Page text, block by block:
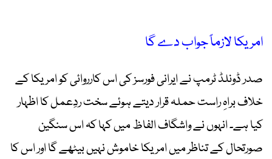
امریکا لازماً جواب دے گا
صدر ڈونلڈ ٹرمپ نے ایرانی فورسز کی اس کارروائی کو امریکا کے
خلاف براہِ راست حملہ قرار دیتے ہوئے سخت ردِعمل کا اظہار
کیا ہے۔ انہوں نے واشگاف الفاظ میں کہا کہ اس سنگین
صورتحال کے تناظر میں امریکا خاموش نہیں بیٹھے گا اور اس کا